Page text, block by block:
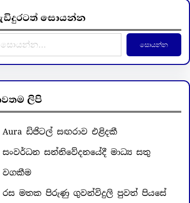
සොයන්න
සොයන්න
ලිපි
Aura ඩිජිටල් සඟරාව එළිදකී
සංවර්ධන සන්නිවේදනයේදී මාධ්‍ය සතු
වගකීම
රස මතක පිරුණු ගුවන්විදුලි පුවත් පියසේ